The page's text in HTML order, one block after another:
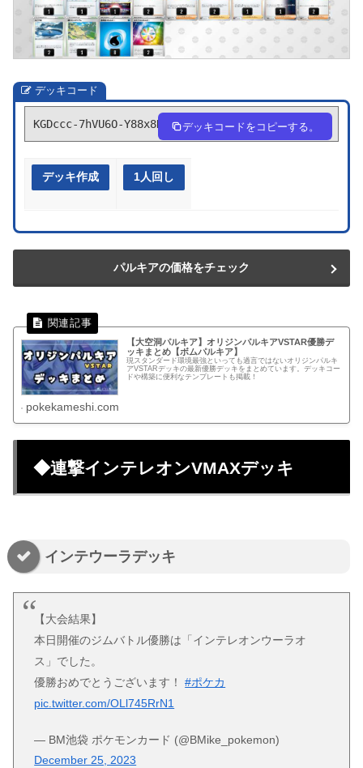
デッキコード
KGDccc-7hVU6O-Y88x8D デッキコードをコピーする。
デッキ作成 1人回し
パルキアの価格をチェック
【大空洞パルキア】オリジンパルキアVSTAR優勝デ
ッキまとめ【ボムパルキア】
現スタンダード環境最強といっても過言ではないオリジンパルキ
アVSTARデッキの最新優勝デッキをまとめています。デッキコー
ドや構築に便利なテンプレートも掲載！
pokekameshi.com
◆連撃インテレオンVMAXデッキ
インテウーラデッキ
【大会結果】
本日開催のジムバトル優勝は「インテレオンウーラオ
ス」でした。
優勝おめでとうございます！#ポケカ
pic.twitter.com/OLl745RrN1
— BM池袋 ポケモンカード (@BMike_pokemon)
December 25, 2023